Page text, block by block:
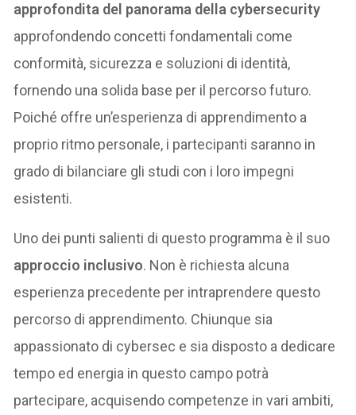
approfondita del panorama della cybersecurity
approfondendo concetti fondamentali come
conformità, sicurezza e soluzioni di identità,
fornendo una solida base per il percorso futuro.
Poiché offre un’esperienza di apprendimento a
proprio ritmo personale, i partecipanti saranno in
grado di bilanciare gli studi con i loro impegni
esistenti.
Uno dei punti salienti di questo programma è il suo
approccio inclusivo. Non è richiesta alcuna
esperienza precedente per intraprendere questo
percorso di apprendimento. Chiunque sia
appassionato di cybersec e sia disposto a dedicare
tempo ed energia in questo campo potrà
partecipare, acquisendo competenze in vari ambiti,